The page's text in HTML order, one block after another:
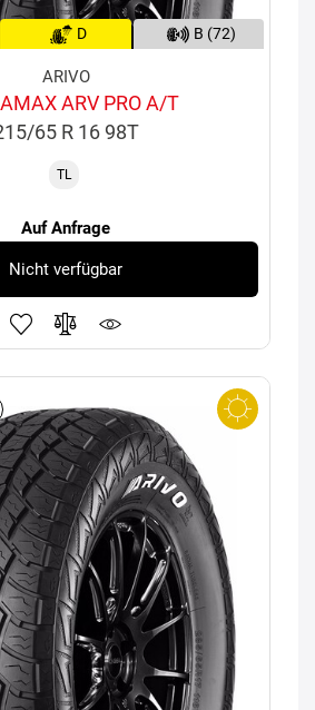
D B (72)
ARIVO
ARV PRO A/T
65 R 16 98T
TL
Auf Anfrage
Nicht verfügbar